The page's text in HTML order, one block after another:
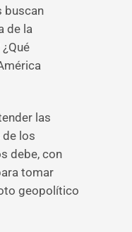
buscan
de la
las
los
debe, con
tomar
geopolítico